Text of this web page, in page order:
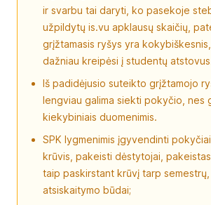
ir svarbu tai daryti, ko pasekoje
užpildytų is.vu apklausų skaičių,
grįžtamasis ryšys yra
dažniau kreipėsi į studentų
Iš padidėjusio suteikto grįžtamojo
lengviau galima siekti pokyčio, nes
kiekybiniais duomenimis.
SPK lygmenimis įgyvendinti
krūvis, pakeisti dėstytojai,
taip paskirstant krūvį tarp
atsiskaitymo būdai;